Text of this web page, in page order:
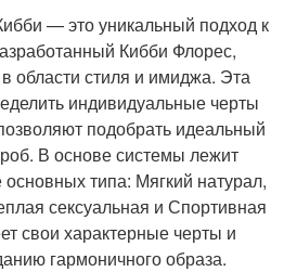
— это уникальный подход к
Кибби Флорес,
области стиля и имиджа. Эта
индивидуальные черты
подобрать идеальный
В основе системы лежит
типа: Мягкий натурал,
сексуальная и Спортивная
свои характерные черты и
гармоничного образа.